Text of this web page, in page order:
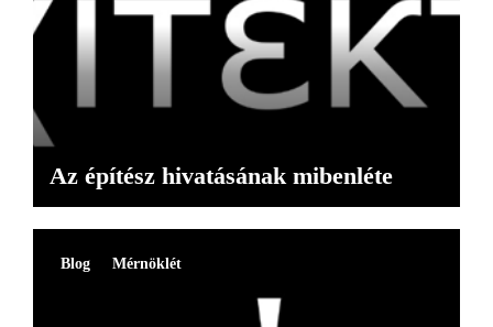
Az építész hivatásának mibenléte
Blog Mérnöklét